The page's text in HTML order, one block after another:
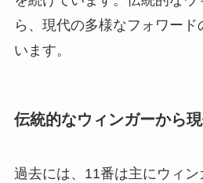
ら、現代の多様なフォワー
います。
伝統的なウィンガーから
過去には、11番は主にウィ